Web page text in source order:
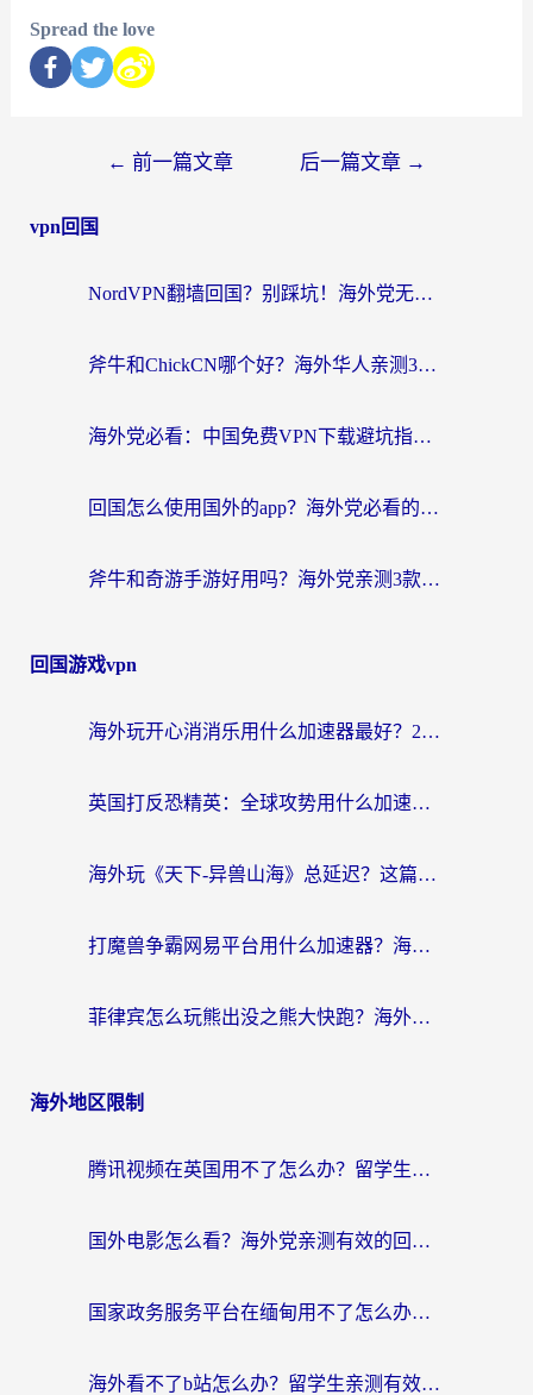
Spread the love
← 前一篇文章 后一篇文章 →
vpn回国
NordVPN翻墙回国？别踩坑！海外党无缝访问国内资源的真实指南
斧牛和ChickCN哪个好？海外华人亲测3款回国加速器+免费试用攻略
海外党必看：中国免费VPN下载避坑指南 + 无缝访问国内资源的终极方案
回国怎么使用国外的app？海外党必看的无缝访问国内资源全攻略
斧牛和奇游手游好用吗？海外党亲测3款回国加速器，选对才能无缝刷国内资源
回国游戏vpn
海外玩开心消消乐用什么加速器最好？2026真实体验指南，告别延迟卡顿
英国打反恐精英：全球攻势用什么加速器？2026年实测有效的国服游戏加速指南
海外玩《天下-异兽山海》总延迟？这篇延迟加速器指南帮你告别卡顿（附日本玩Sky光·遇最高警戒解决方案）
打魔兽争霸网易平台用什么加速器？海外党亲测有效的国服游戏加速指南
菲律宾怎么玩熊出没之熊大快跑？海外党国服游戏加速终极攻略（附3款热门游戏实测）
海外地区限制
腾讯视频在英国用不了怎么办？留学生亲测有效的回国加速器指南
国外电影怎么看？海外党亲测有效的回国加速器选择指南
国家政务服务平台在缅甸用不了怎么办？海外华人必看的回国加速全攻略
海外看不了b站怎么办？留学生亲测有效的回国加速器选择攻略，解决豆瓣音乐、美团外卖难题